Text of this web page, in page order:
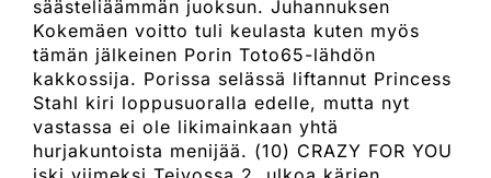
säästeliäämmän juoksun. Juhannuksen
Kokemäen voitto tuli keulasta kuten myös
tämän jälkeinen Porin Toto65-lähdön
kakkossija. Porissa selässä liftannut Princess
Stahl kiri loppusuoralla edelle, mutta nyt
vastassa ei ole likimainkaan yhtä
hurjakuntoista menijää. (10) CRAZY FOR YOU